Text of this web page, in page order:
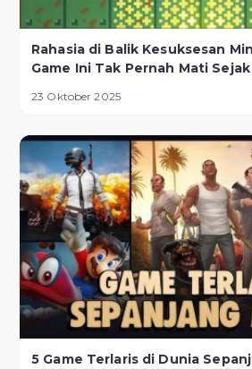
Rahasia di Balik Kesuksesan
Game Ini Tak Pernah Mati
23 Oktober 2025
5 Game Terlaris di Dunia